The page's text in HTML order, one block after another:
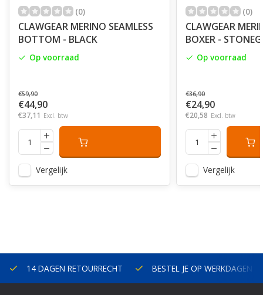
(0)
CLAWGEAR MERINO SEAMLESS
BOTTOM - BLACK
Op voorraad
€59,90
€44,90
€37,11 Excl. btw
Vergelijk
(0)
CLAWGEAR
BOXER -
Op voorraad
€36,90
€24,90
€20,58 Excl. btw
Vergelijk
14 DAGEN RETOURRECHT BESTEL JE OP WERKDAGEN